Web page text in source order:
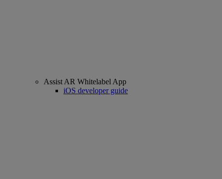
Assist AR Whitelabel App
iOS developer guide